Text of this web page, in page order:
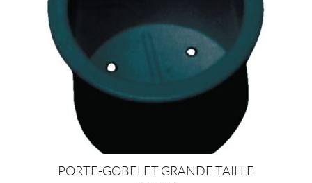
PORTE-GOBELET GRANDE TAILLE